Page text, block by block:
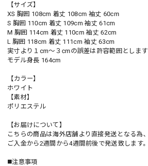
【サイズ】
XS 胸囲 108cm 着丈 108cm 袖丈 60cm
S 胸囲 110cm 着丈 109cm 袖丈 61cm
M 胸囲 114cm 着丈 110cm 袖丈 62cm
L 胸囲 118cm 着丈 111cm 袖丈 63cm
実寸より１cm〜３cmの誤差は許容範囲とします
モデル身長 164cm
【カラー】
ホワイト
【素材】
ポリエステル
【お届けについて】
こちらの商品は海外店舗より直接発送となる為、
ご入金から2週間から4週間前後で発送致します。
◼️注意事項